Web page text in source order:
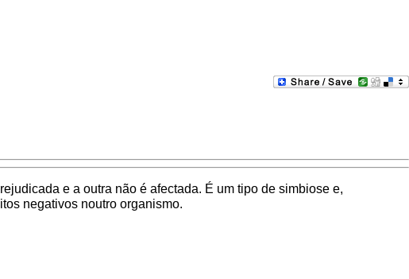
e a outra não é afectada. É um tipo de simbiose e,
negativos noutro organismo.